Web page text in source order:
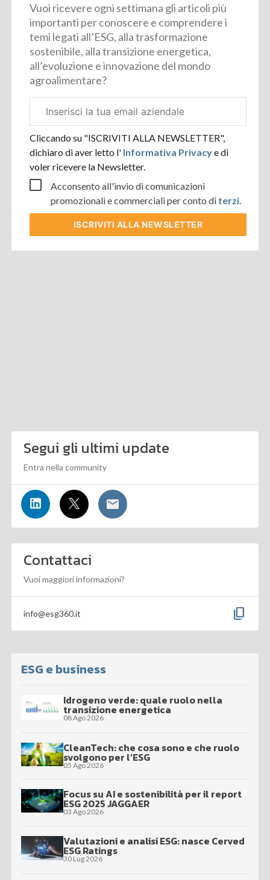
Vuoi ricevere ogni settimana gli articoli più
importanti per conoscere e comprendere i
temi legati all’ESG, alla trasformazione
sostenibile, alla transizione energetica,
all’evoluzione e innovazione del mondo
agroalimentare?
aziendale
Cliccando su "ISCRIVITI ALLA NEWSLETTER",
dichiaro di aver letto l' Informativa Privacye di
voler ricevere la Newsletter.
Acconsento all'invio di comunicazioni
promozionali e commerciali per conto di terzi.
ISCRIVITI ALLA NEWSLETTER
Segui gli ultimi update
Entra nella community
Contattaci
Vuoi maggiori informazioni?
info@esg360.it content_copy
ESG e business
Idrogeno verde: quale ruolo nella
transizione energetica
08 Ago 2026
CleanTech: che cosa sono e che ruolo
svolgono per l’ESG
05 Ago 2026
Focus su AI e sostenibilità per il report
ESG 2025 JAGGAER
03 Ago 2026
Valutazioni e analisi ESG: nasce Cerved
ESG Ratings
30 Lug 2026